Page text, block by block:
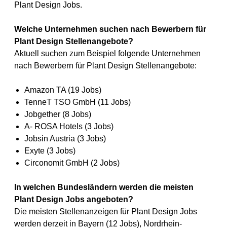
Plant Design Jobs.
Welche Unternehmen suchen nach Bewerbern für
Plant Design Stellenangebote?
Aktuell suchen zum Beispiel folgende Unternehmen
nach Bewerbern für Plant Design Stellenangebote:
Amazon TA (19 Jobs)
TenneT TSO GmbH (11 Jobs)
Jobgether (8 Jobs)
A- ROSA Hotels (3 Jobs)
Jobsin Austria (3 Jobs)
Exyte (3 Jobs)
Circonomit GmbH (2 Jobs)
In welchen Bundesländern werden die meisten
Plant Design Jobs angeboten?
Die meisten Stellenanzeigen für Plant Design Jobs
werden derzeit in Bayern (12 Jobs), Nordrhein-